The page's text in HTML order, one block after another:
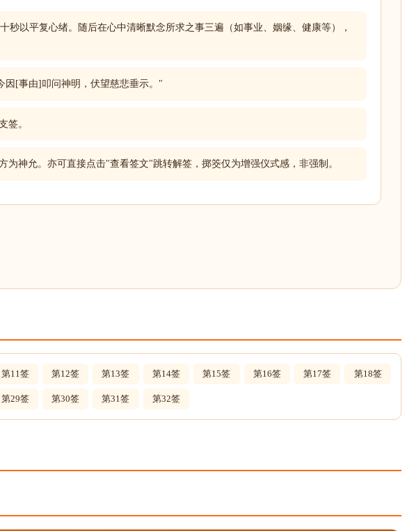
秒以平复心绪。随后在心中清晰默念所求之事三遍（如事业、姻缘、健康等），
因[事由]叩问神明，伏望慈悲垂示。"
签。
为神允。亦可直接点击"查看签文"跳转解签，掷筊仅为增强仪式感，非强制。
第11签 第12签 第13签 第14签 第15签 第16签 第17签 第18签
第29签 第30签 第31签 第32签